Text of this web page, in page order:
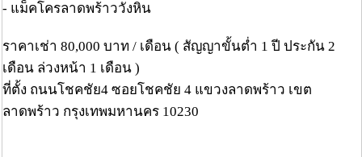
- แม็คโครลาดพร้าววังหิน
ราคาเช่า 80,000 บาท / เดือน ( สัญญาขั้นต่ำ 1 ปี ประกัน 2
เดือน ล่วงหน้า 1 เดือน )
ที่ตั้ง ถนนโชคชัย4 ซอยโชคชัย 4 แขวงลาดพร้าว เขต
ลาดพร้าว กรุงเทพมหานคร 10230